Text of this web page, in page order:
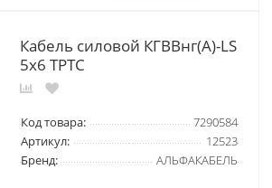
Кабель силовой КГВВнг(А)-LS
5х6 ТРТС
Код товара:
7290584
Артикул:
12523
Бренд:
АЛЬФАКАБЕЛЬ